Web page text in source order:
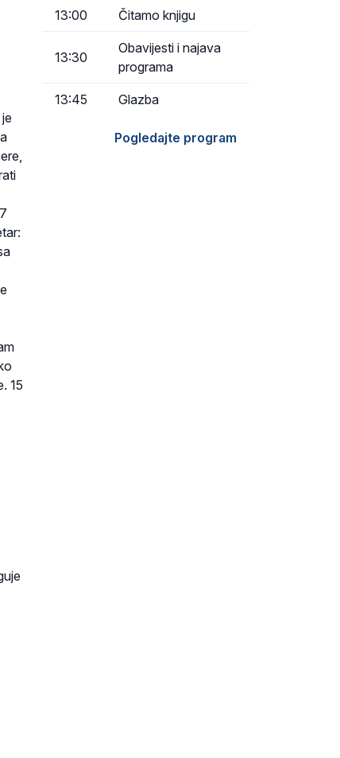
15
13:00 Čitamo knjigu
13:30
Obavijesti i najava
programa
13:45 Glazba
Pogledajte program